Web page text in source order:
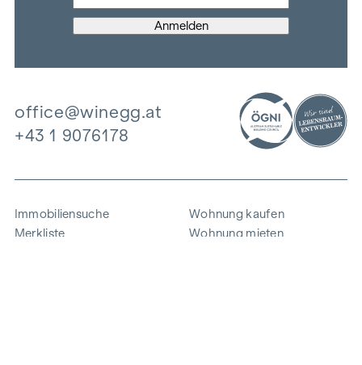
office@winegg.at
+43 1 9076178
Immobiliensuche
Merkliste
Wohnung kaufen
Wohnung mieten